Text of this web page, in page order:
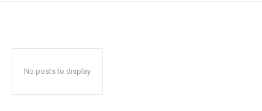
No posts to display